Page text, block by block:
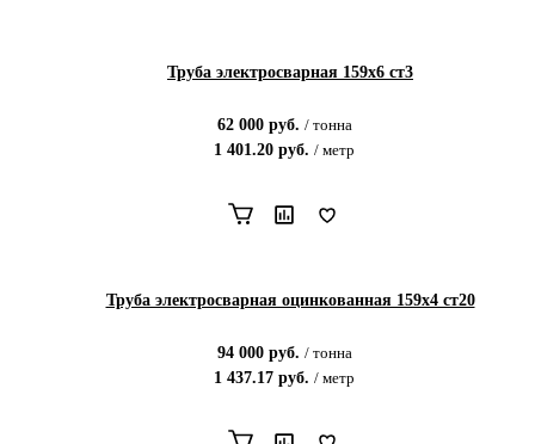
Труба электросварная 159х6 ст3
62 000руб. / тонна
1 401.20 руб. / метр
Труба электросварная оцинкованная 159х4 ст20
94 000руб. / тонна
1 437.17 руб. / метр